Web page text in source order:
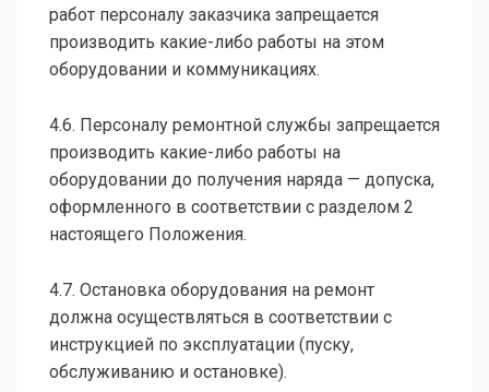
работ персоналу заказчика запрещается
производить какие-либо работы на этом
оборудовании и коммуникациях.
4.6. Персоналу ремонтной службы запрещается
производить какие-либо работы на
оборудовании до получения наряда — допуска,
оформленного в соответствии с разделом 2
настоящего Положения.
4.7. Остановка оборудования на ремонт
должна осуществляться в соответствии с
инструкцией по эксплуатации (пуску,
обслуживанию и остановке).